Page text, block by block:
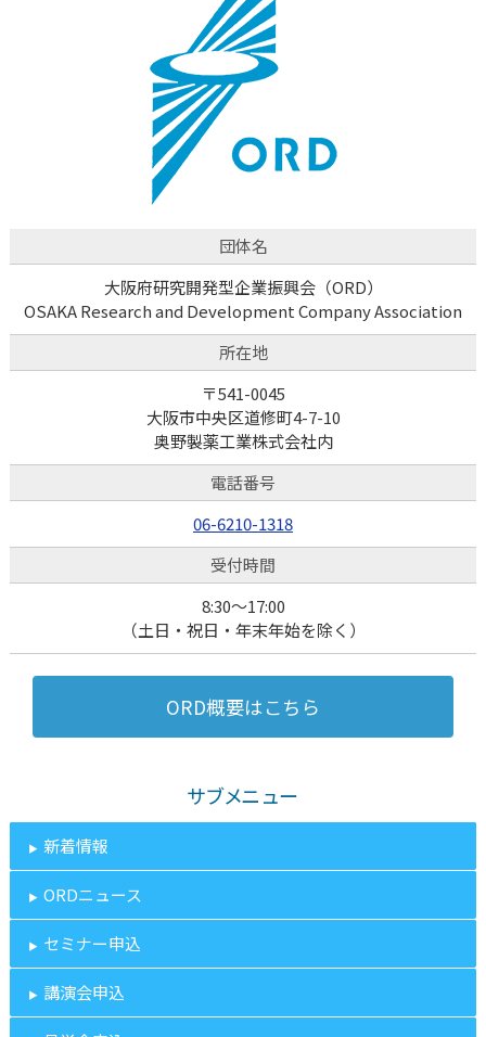
団体名
大阪府研究開発型企業振興会（ORD）
OSAKA Research and Development Company Association
所在地
〒541-0045
大阪市中央区道修町4-7-10
奥野製薬工業株式会社内
電話番号
06-6210-1318
受付時間
8:30～17:00
（土日・祝日・年末年始を除く）
ORD概要はこちら
サブメニュー
新着情報
ORDニュース
セミナー申込
講演会申込